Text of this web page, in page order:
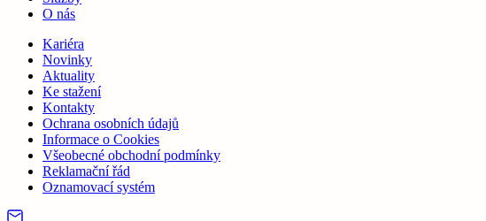
O nás
Kariéra
Novinky
Aktuality
Ke stažení
Kontakty
Ochrana osobních údajů
Informace o Cookies
Všeobecné obchodní podmínky
Reklamační řád
Oznamovací systém